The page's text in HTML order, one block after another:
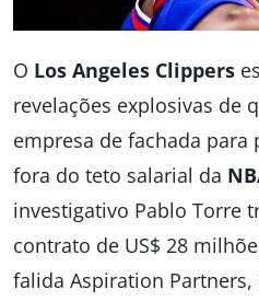
O Los Angeles Clippers
revelações explosivas de
empresa de fachada para
fora do teto salarial da
investigativo Pablo Torre
contrato de US$ 28
falida Aspiration